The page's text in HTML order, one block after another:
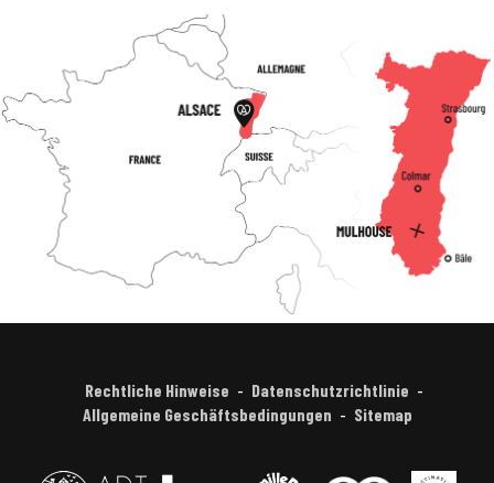
Rechtliche Hinweise
Datenschutzrichtlinie
Allgemeine Geschäftsbedingungen
Sitemap